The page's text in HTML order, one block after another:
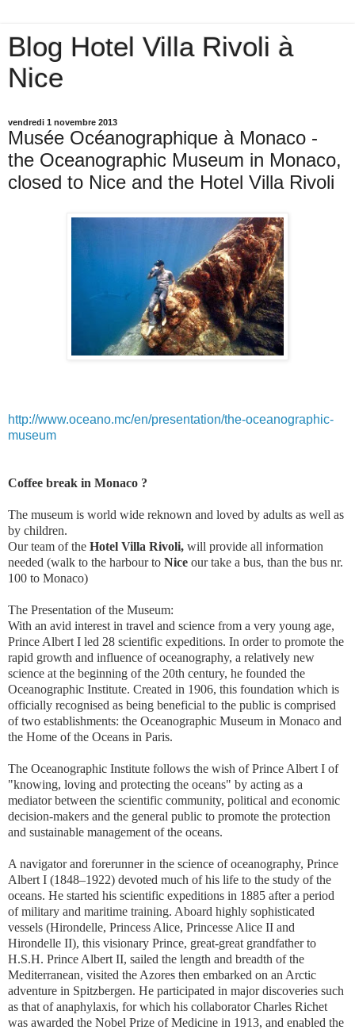
Blog Hotel Villa Rivoli à
Nice
vendredi 1 novembre 2013
Musée Océanographique à Monaco -
the Oceanographic Museum in Monaco,
closed to Nice and the Hotel Villa Rivoli
http://www.oceano.mc/en/presentation/the-oceanographic-
museum
Coffee break in Monaco ?
The museum is world wide reknown and loved by adults as well as
by children.
Our team of the Hotel Villa Rivoli, will provide all information
needed (walk to the harbour to Nice our take a bus, than the bus nr.
100 to Monaco)
The Presentation of the Museum:
With an avid interest in travel and science from a very young age,
Prince Albert I led 28 scientific expeditions. In order to promote the
rapid growth and influence of oceanography, a relatively new
science at the beginning of the 20th century, he founded the
Oceanographic Institute. Created in 1906, this foundation which is
officially recognised as being beneficial to the public is comprised
of two establishments: the Oceanographic Museum in Monaco and
the Home of the Oceans in Paris.
The Oceanographic Institute follows the wish of Prince Albert I of
"knowing, loving and protecting the oceans" by acting as a
mediator between the scientific community, political and economic
decision-makers and the general public to promote the protection
and sustainable management of the oceans.
A navigator and forerunner in the science of oceanography, Prince
Albert I (1848–1922) devoted much of his life to the study of the
oceans. He started his scientific expeditions in 1885 after a period
of military and maritime training. Aboard highly sophisticated
vessels (Hirondelle, Princess Alice, Princesse Alice II and
Hirondelle II), this visionary Prince, great-great grandfather to
H.S.H. Prince Albert II, sailed the length and breadth of the
Mediterranean, visited the Azores then embarked on an Arctic
adventure in Spitzbergen. He participated in major discoveries such
as that of anaphylaxis, for which his collaborator Charles Richet
was awarded the Nobel Prize of Medicine in 1913, and enabled the